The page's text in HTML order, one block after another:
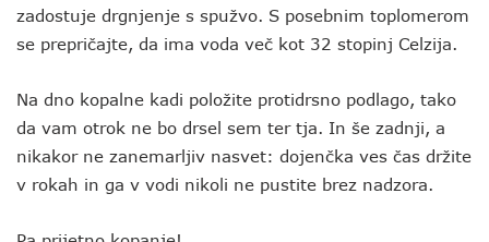
zadostuje drgnjenje s spužvo. S posebnim toplomerom
se prepričajte, da ima voda več kot 32 stopinj Celzija.
Na dno kopalne kadi položite protidrsno podlago, tako
da vam otrok ne bo drsel sem ter tja. In še zadnji, a
nikakor ne zanemarljiv nasvet: dojenčka ves čas držite
v rokah in ga v vodi nikoli ne pustite brez nadzora.